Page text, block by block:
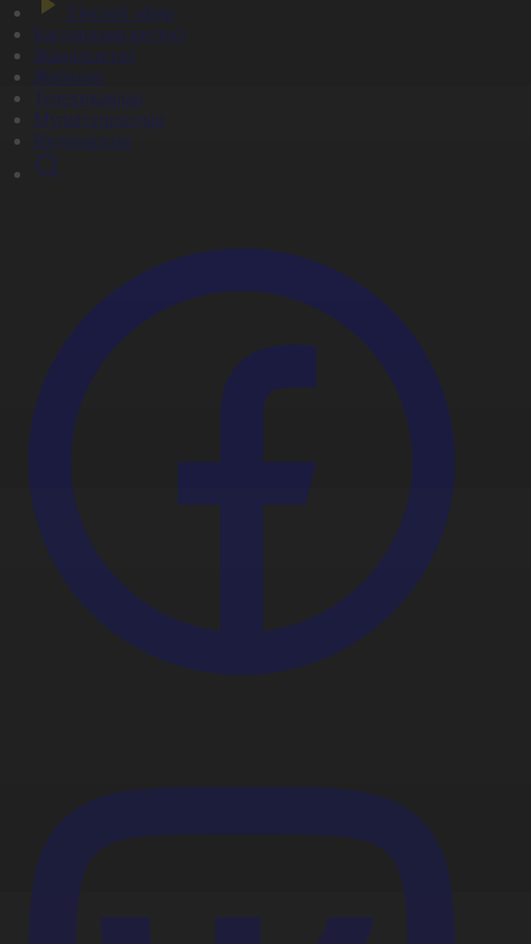
Тікелей эфир
Бағдарлама кестесі
Жаңалықтар
Жобалар
Телехикаялар
Мультсериалдар
Видеоархив